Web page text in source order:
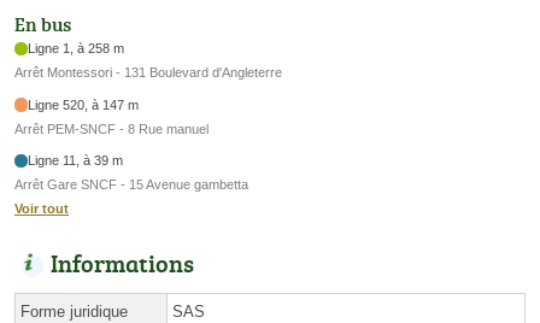
En bus
Ligne 1, à 258 m
Arrêt Montessori - 131 Boulevard d'Angleterre
Ligne 520, à 147 m
Arrêt PEM-SNCF - 8 Rue manuel
Ligne 11, à 39 m
Arrêt Gare SNCF - 15 Avenue gambetta
Voir tout
Informations
Forme juridique SAS